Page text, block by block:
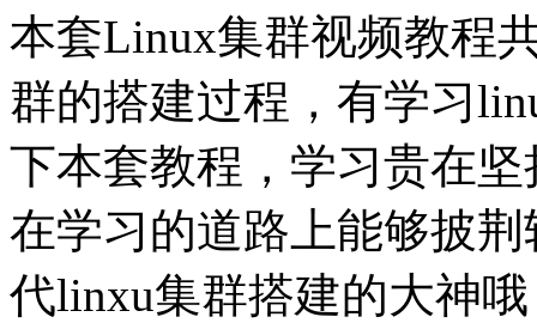
本套Linux集群视频教程
群的搭建过程，有学习
下本套教程，学习贵在
在学习的道路上能够披
代linxu集群搭建的大神